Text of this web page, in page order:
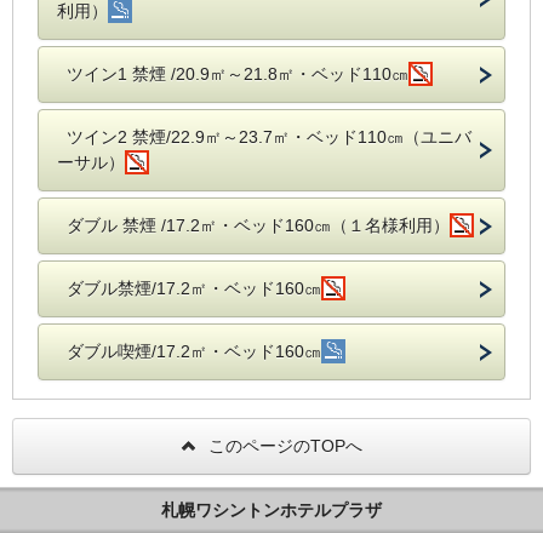
利用）
ツイン1 禁煙 /20.9㎡～21.8㎡・ベッド110㎝
ツイン2 禁煙/22.9㎡～23.7㎡・ベッド110㎝（ユニバ
ーサル）
ダブル 禁煙 /17.2㎡・ベッド160㎝（１名様利用）
ダブル禁煙/17.2㎡・ベッド160㎝
ダブル喫煙/17.2㎡・ベッド160㎝
このページのTOPへ
札幌ワシントンホテルプラザ